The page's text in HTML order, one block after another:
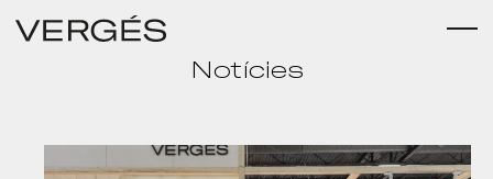
Notícies